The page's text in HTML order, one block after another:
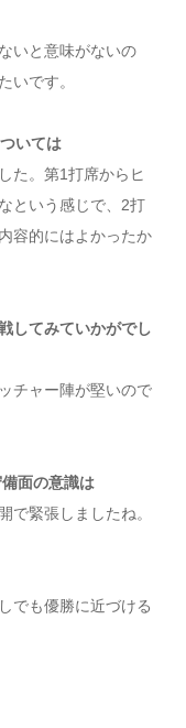
いと意味がないの
いです。
いては
た。第1打席からヒ
という感じで、2打
容的にはよかったか
してみていかがでし
チャー陣が堅いので
面の意識は
で緊張しましたね。
でも優勝に近づける